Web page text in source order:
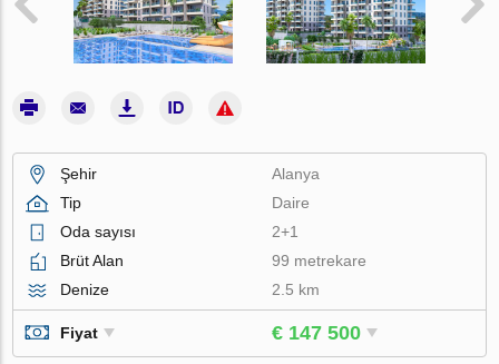
Şehir
Alanya
Tip
Daire
Oda sayısı
2+1
Brüt Alan
99 metrekare
Denize
2.5 km
Fiyat € 147 500